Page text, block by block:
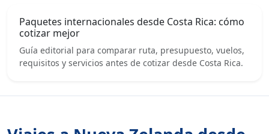
Paquetes internacionales desde Costa Rica: cómo
cotizar mejor
Guía editorial para comparar ruta, presupuesto, vuelos,
requisitos y servicios antes de cotizar desde Costa Rica.